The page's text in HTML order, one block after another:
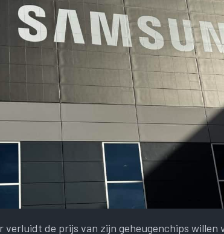
verluidt de prijs van zijn geheugenchips willen